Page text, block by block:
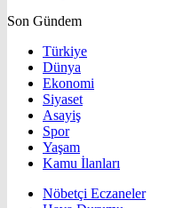
Son Gündem
Türkiye
Dünya
Ekonomi
Siyaset
Asayiş
Spor
Yaşam
Kamu İlanları
Nöbetçi Eczaneler